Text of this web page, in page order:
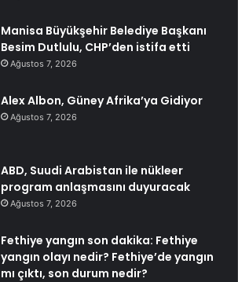
Manisa Büyükşehir Belediye Başkanı
Besim Dutlulu, CHP’den istifa etti
Ağustos 7, 2026
Alex Albon, Güney Afrika’ya Gidiyor
Ağustos 7, 2026
ABD, Suudi Arabistan ile nükleer
program anlaşmasını duyuracak
Ağustos 7, 2026
Fethiye yangın son dakika: Fethiye
yangın olayı nedir? Fethiye’de yangın
mı çıktı, son durum nedir?